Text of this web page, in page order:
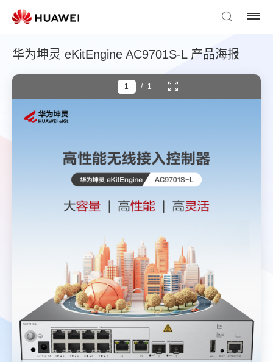
华为坤灵 eKitEngine AC9701S-L 产品海报
/ 1